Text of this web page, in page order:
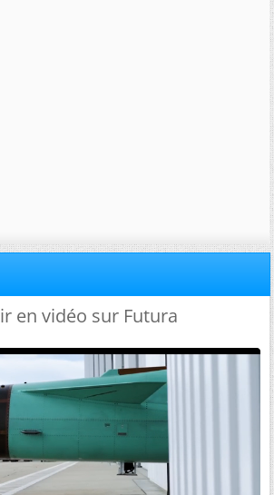
en vidéo sur Futura